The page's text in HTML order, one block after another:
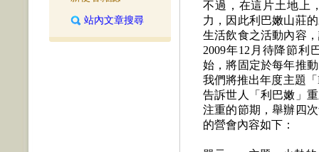
站內文章搜尋
不過，在這片土地上
力，因此利巴嫩山莊
生活飲食之活動內容
2009年12 月待降節利
始，將固定於每年推
我們將推出年度主題「
告訴世人「利巴嫩」
注重的節期，舉辦四
的營會內容如下：